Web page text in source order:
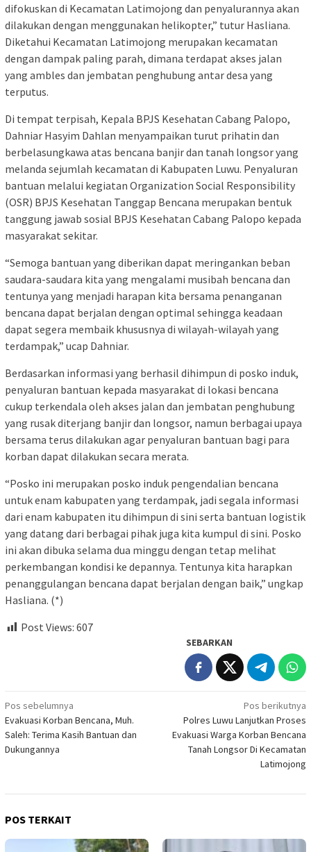
difokuskan di Kecamatan Latimojong dan penyalurannya akan
dilakukan dengan menggunakan helikopter,” tutur Hasliana.
Diketahui Kecamatan Latimojong merupakan kecamatan
dengan dampak paling parah, dimana terdapat akses jalan
yang ambles dan jembatan penghubung antar desa yang
terputus.
Di tempat terpisah, Kepala BPJS Kesehatan Cabang Palopo,
Dahniar Hasyim Dahlan menyampaikan turut prihatin dan
berbelasungkawa atas bencana banjir dan tanah longsor yang
melanda sejumlah kecamatan di Kabupaten Luwu. Penyaluran
bantuan melalui kegiatan Organization Social Responsibility
(OSR) BPJS Kesehatan Tanggap Bencana merupakan bentuk
tanggung jawab sosial BPJS Kesehatan Cabang Palopo kepada
masyarakat sekitar.
“Semoga bantuan yang diberikan dapat meringankan beban
saudara-saudara kita yang mengalami musibah bencana dan
tentunya yang menjadi harapan kita bersama penanganan
bencana dapat berjalan dengan optimal sehingga keadaan
dapat segera membaik khususnya di wilayah-wilayah yang
terdampak,” ucap Dahniar.
Berdasarkan informasi yang berhasil dihimpun di posko induk,
penyaluran bantuan kepada masyarakat di lokasi bencana
cukup terkendala oleh akses jalan dan jembatan penghubung
yang rusak diterjang banjir dan longsor, namun berbagai upaya
bersama terus dilakukan agar penyaluran bantuan bagi para
korban dapat dilakukan secara merata.
“Posko ini merupakan posko induk pengendalian bencana
untuk enam kabupaten yang terdampak, jadi segala informasi
dari enam kabupaten itu dihimpun di sini serta bantuan logistik
yang datang dari berbagai pihak juga kita kumpul di sini. Posko
ini akan dibuka selama dua minggu dengan tetap melihat
perkembangan kondisi ke depannya. Tentunya kita harapkan
penanggulangan bencana dapat berjalan dengan baik,” ungkap
Hasliana. (*)
Post Views: 607
SEBARKAN
Navigasi
pos
Pos sebelumnya
Evakuasi Korban Bencana, Muh.
Saleh: Terima Kasih Bantuan dan
Dukungannya
Pos berikutnya
Polres Luwu Lanjutkan Proses
Evakuasi Warga Korban Bencana
Tanah Longsor Di Kecamatan
Latimojong
POS TERKAIT